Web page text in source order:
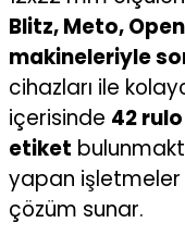
Blitz, Meto,
makineleriyle
cihazları ile
içerisinde 42
etiket
yapan işletmeler
çözüm sunar.